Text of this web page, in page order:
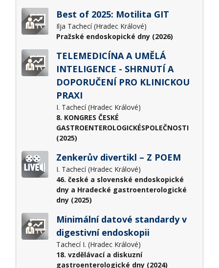
Best of 2025: Motilita GIT
Ilja Tachecí (Hradec Králové)
Pražské endoskopické dny (2026)
TELEMEDICÍNA A UMĚLÁ
INTELIGENCE - SHRNUTÍ A
DOPORUČENÍ PRO KLINICKOU
PRAXI
I. Tachecí (Hradec Králové)
8. KONGRES ČESKÉ
GASTROENTEROLOGICKÉSPOLEČNOSTI
(2025)
Zenkerův divertikl – Z POEM
I. Tachecí (Hradec Králové)
46. české a slovenské endoskopické
dny a Hradecké gastroenterologické
dny (2025)
Minimální datové standardy v
digestivní endoskopii
Tachecí I. (Hradec Králové)
18. vzdělávací a diskuzní
gastroenterologické dny (2024)